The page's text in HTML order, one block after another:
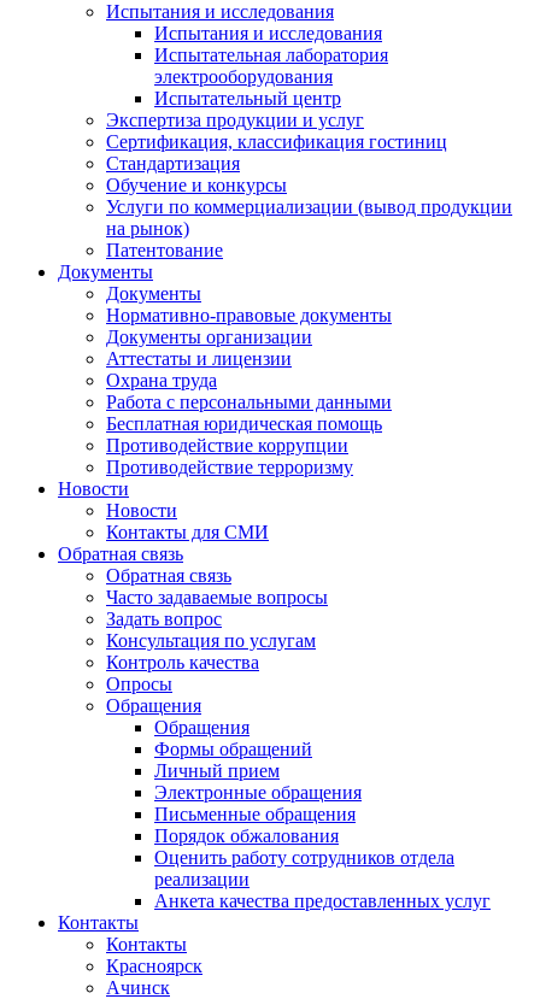
Испытания и исследования
Испытания и исследования
Испытательная лаборатория
электрооборудования
Испытательный центр
Экспертиза продукции и услуг
Сертификация, классификация гостиниц
Стандартизация
Обучение и конкурсы
Услуги по коммерциализации (вывод продукции
на рынок)
Патентование
Документы
Документы
Нормативно-правовые документы
Документы организации
Аттестаты и лицензии
Охрана труда
Работа с персональными данными
Бесплатная юридическая помощь
Противодействие коррупции
Противодействие терроризму
Новости
Новости
Контакты для СМИ
Обратная связь
Обратная связь
Часто задаваемые вопросы
Задать вопрос
Консультация по услугам
Контроль качества
Опросы
Обращения
Обращения
Формы обращений
Личный прием
Электронные обращения
Письменные обращения
Порядок обжалования
Оценить работу сотрудников отдела
реализации
Анкета качества предоставленных услуг
Контакты
Контакты
Красноярск
Ачинск